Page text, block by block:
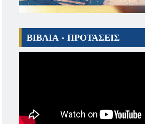
ΒΙΒΛΙΑ - ΠΡΟΤΑΣΕΙΣ